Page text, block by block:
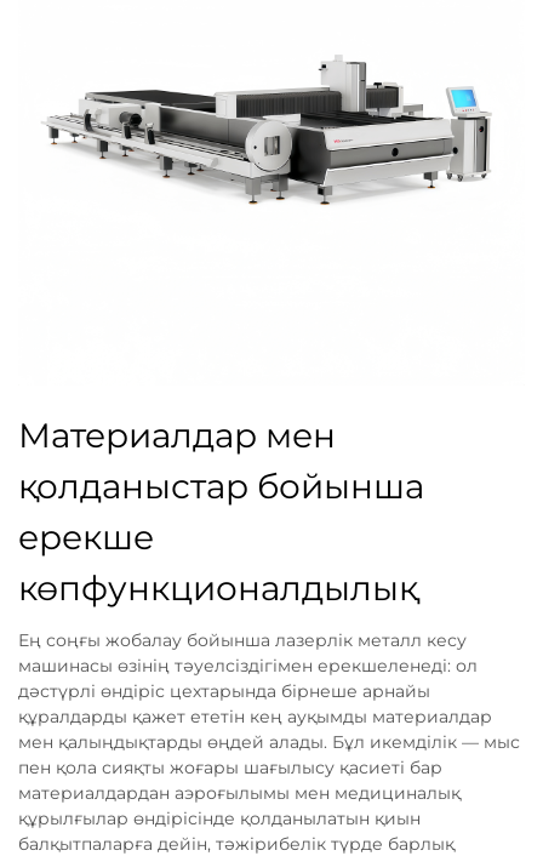
Материалдар мен
қолданыстар бойынша
ерекше
көпфункционалдылық
Ең соңғы жобалау бойынша лазерлік металл кесу
машинасы өзінің тәуелсіздігімен ерекшеленеді: ол
дәстүрлі өндіріс цехтарында бірнеше арнайы
құралдарды қажет ететін кең ауқымды материалдар
мен қалыңдықтарды өңдей алады. Бұл икемділік — мыс
пен қола сияқты жоғары шағылысу қасиеті бар
материалдардан аэроғылымы мен медициналық
құрылғылар өндірісінде қолданылатын қиын
балқытпаларға дейін, тәжірибелік түрде барлық